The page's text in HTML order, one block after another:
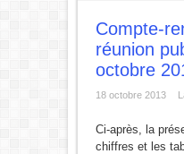
Compte-
réunion
octobre
18 octobre 2013
Ci-après, la
chiffres et les